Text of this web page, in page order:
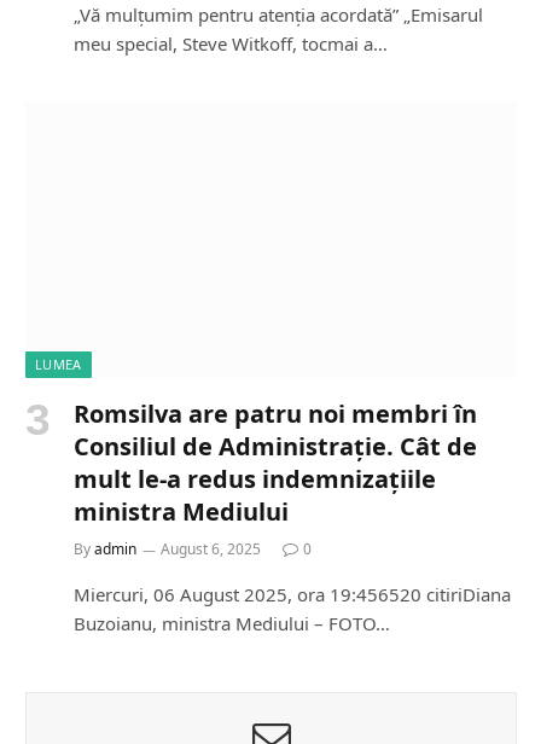
„Vă mulțumim pentru atenția acordată” „Emisarul
meu special, Steve Witkoff, tocmai a…
LUMEA
Romsilva are patru noi membri în
Consiliul de Administrație. Cât de
mult le-a redus indemnizațiile
ministra Mediului
Byadmin August 6, 2025 0
Miercuri, 06 August 2025, ora 19:456520 citiriDiana
Buzoianu, ministra Mediului – FOTO…